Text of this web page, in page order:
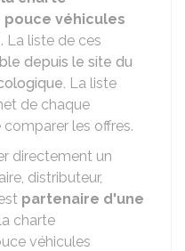
pouce véhicules
. La liste de ces
depuis le site du
La liste
de chaque
les offres.
directement un
distributeur,
partenaire d'une
charte
véhicules